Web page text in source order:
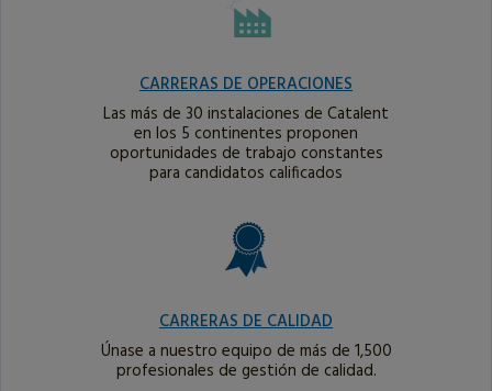
CARRERAS DE OPERACIONES
Las más de 30 instalaciones de Catalent
en los 5 continentes proponen
oportunidades de trabajo constantes
para candidatos calificados
CARRERAS DE CALIDAD
Únase a nuestro equipo de más de 1,500
profesionales de gestión de calidad.